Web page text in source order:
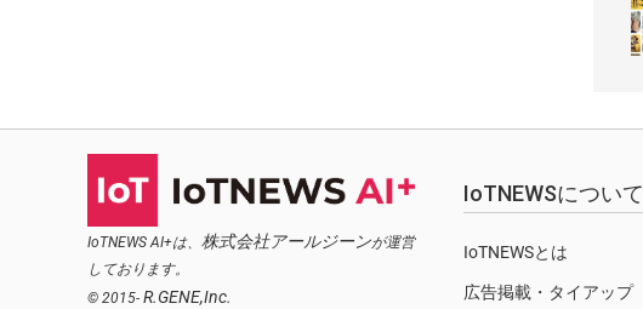
IoTNEWS AI+は、 株式会社アールジーンが運営
しております。
© 2015- R.GENE,Inc.
IoTNEWSについて
IoTNEWSとは
広告掲載・タイアップ